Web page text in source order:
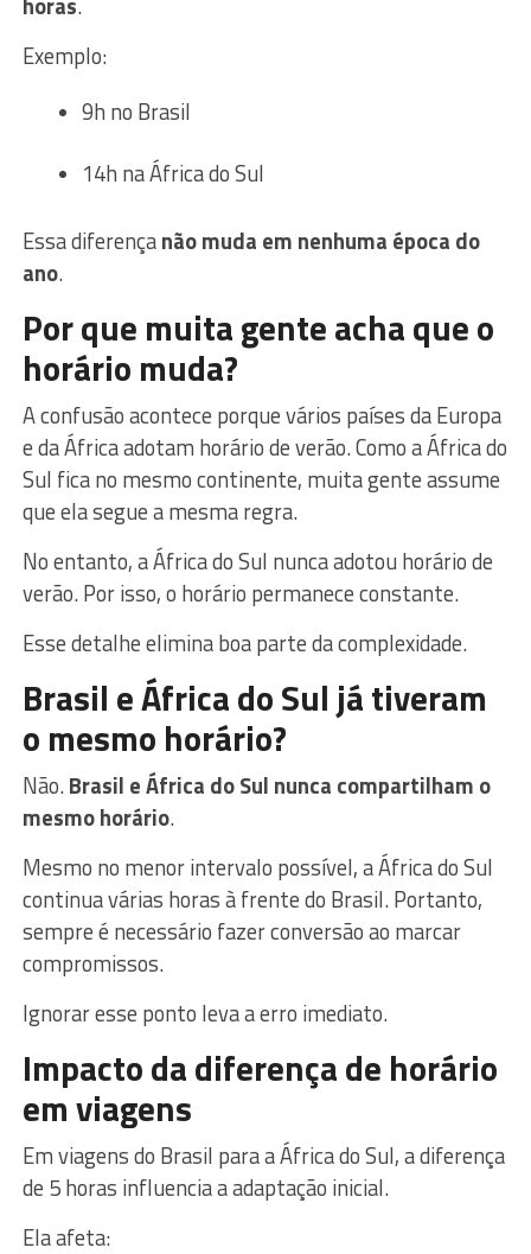
Exemplo:
9h no Brasil
14h na África do Sul
Essa diferençanão muda em nenhuma época do
ano.
Por que muita gente acha que o
horário muda?
A confusão acontece porque vários países da Europa
e da África adotam horário de verão. Como a África do
Sul fica no mesmo continente, muita gente assume
que ela segue a mesma regra.
No entanto, a África do Sul nunca adotou horário de
verão. Por isso, o horário permanece constante.
Esse detalhe elimina boa parte da complexidade.
Brasil e África do Sul já tiveram
o mesmo horário?
Não.Brasil e África do Sul nunca compartilham o
mesmo horário.
Mesmo no menor intervalo possível, a África do Sul
continua várias horas à frente do Brasil. Portanto,
sempre é necessário fazer conversão ao marcar
compromissos.
Ignorar esse ponto leva a erro imediato.
Impacto da diferença de horário
em viagens
Em viagens do Brasil para a África do Sul, a diferença
de 5 horas influencia a adaptação inicial.
Ela afeta: